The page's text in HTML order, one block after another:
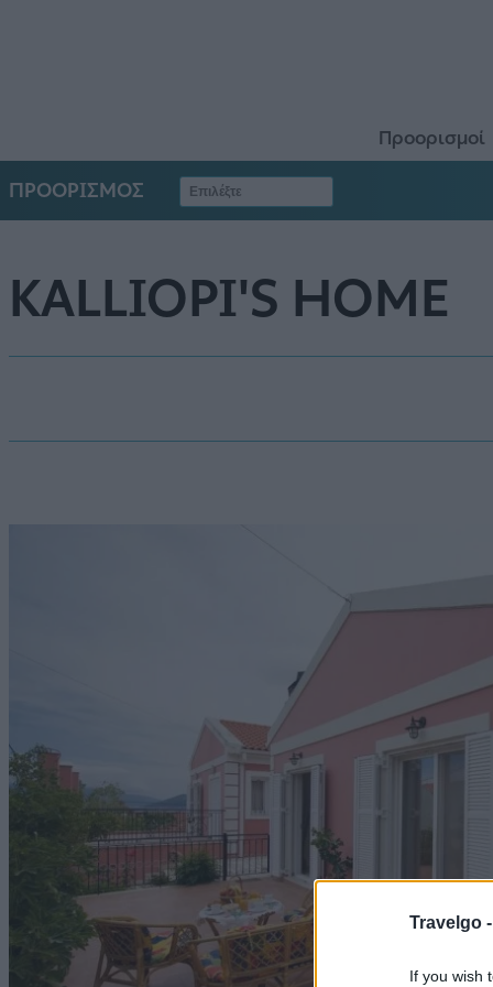
Travelgo -
If you wish
Προορισμοί
ΠΡΟΟΡΙΣΜΟΣ
KALLIOPI'S HOME